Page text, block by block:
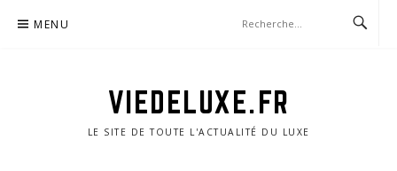
MENU
VIEDELUXE.FR
LE SITE DE TOUTE L'ACTUALITÉ DU LUXE